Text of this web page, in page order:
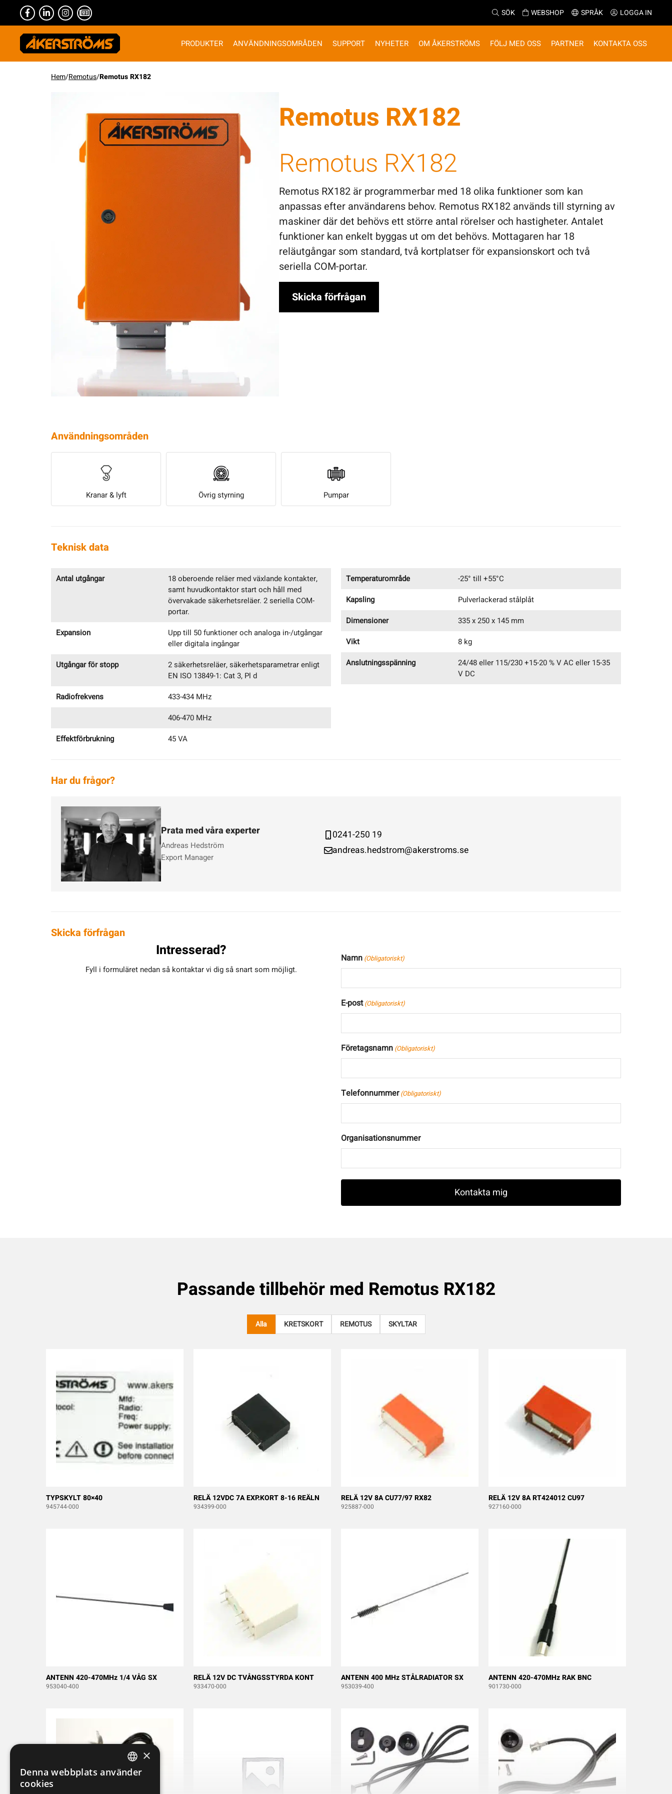
SÖK WEBSHOP SPRÅK LOGGA IN
PRODUKTER ANVÄNDNINGSOMRÅDEN SUPPORT NYHETER OM ÅKERSTRÖMS FÖLJ MED OSS PARTNER KONTAKTA OSS
Hem/Remotus/Remotus RX182
Remotus RX182
Remotus RX182
Remotus RX182 är programmerbar med 18 olika funktioner som kan
anpassas efter användarens behov. Remotus RX182 används till styrning av
maskiner där det behövs ett större antal rörelser och hastigheter. Antalet
funktioner kan enkelt byggas ut om det behövs. Mottagaren har 18
reläutgångar som standard, två kortplatser för expansionskort och två
seriella COM-portar.
Skicka förfrågan
Användningsområden
Kranar & lyft Övrig styrning Pumpar
Teknisk data
Antal utgångar
18 oberoende reläer med växlande kontakter,
samt huvudkontaktor start och håll med
övervakade säkerhetsreläer. 2 seriella COM-
portar.
Expansion
Upp till 50 funktioner och analoga in-/utgångar
eller digitala ingångar
Utgångar för stopp
2 säkerhetsreläer, säkerhetsparametrar enligt
EN ISO 13849-1: Cat 3, Pl d
Radiofrekvens
433-434 MHz
406-470 MHz
Effektförbrukning
45 VA
Temperaturområde
-25° till +55°C
Kapsling
Pulverlackerad stålplåt
Dimensioner
335 x 250 x 145 mm
Vikt
8 kg
Anslutningsspänning
24/48 eller 115/230 +15-20 % V AC eller 15-35
V DC
Har du frågor?
Prata med våra experter
Andreas Hedström
Export Manager
0241-250 19
andreas.hedstrom@akerstroms.se
Skicka förfrågan
Intresserad?
Fyll i formuläret nedan så kontaktar vi dig så snart som möjligt.
Namn (Obligatoriskt)
E-post (Obligatoriskt)
Företagsnamn (Obligatoriskt)
Telefonnummer (Obligatoriskt)
Organisationsnummer
Passande tillbehör med Remotus RX182
Alla KRETSKORT REMOTUS SKYLTAR
TYPSKYLT 80×40
945744-000
RELÄ 12VDC 7A EXP.KORT 8-16 REÄLN
934399-000
RELÄ 12V 8A CU77/97 RX82
925887-000
RELÄ 12V 8A RT424012 CU97
927160-000
ANTENN 420-470MHz 1/4 VÅG SX
953040-400
RELÄ 12V DC TVÅNGSSTYRDA KONT
933470-000
ANTENN 400 MHz STÅLRADIATOR SX
953039-400
ANTENN 420-470MHz RAK BNC
901730-000
SWEDISH
×
Denna webbplats använder
cookies